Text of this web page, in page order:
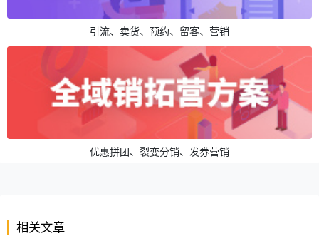
引流、卖货、预约、留客、营销
优惠拼团、裂变分销、发券营销
相关文章